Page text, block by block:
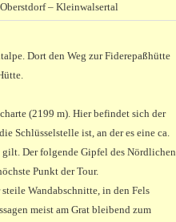
– Kleinwalsertal
Dort den Weg zur Fiderepaßhütte
(2199 m). Hier befindet sich der
Schlüsselstelle ist, an der es eine ca.
gilt. Der folgende Gipfel des Nördlichen
Punkt der Tour.
Wandabschnitte, in den Fels
meist am Grat bleibend zum